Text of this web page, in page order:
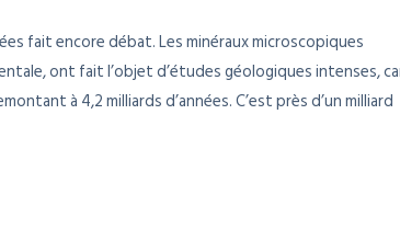
fait encore débat. Les minéraux microscopiques
ont fait l’objet d’études géologiques intenses,
à 4,2 milliards d’années. C’est près d’un milliard